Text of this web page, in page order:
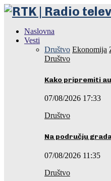
Naslovna
Vesti
Društvo Ekonomija
Društvo
Kako pripremiti
07/08/2026 17:33
Društvo
Na području
07/08/2026 11:35
Društvo